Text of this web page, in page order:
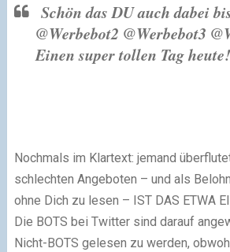
Schön das DU auch dabei
@Werbebot2 @Werbebot3
Einen super tollen Tag
Nochmals im Klartext: jemand
schlechten Angeboten – und als
ohne Dich zu lesen – IST DAS ETWA
Die BOTS bei Twitter sind darauf
Nicht-BOTS gelesen zu werden,